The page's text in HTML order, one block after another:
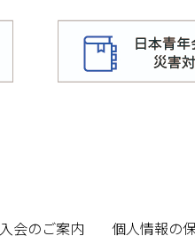
入会のご案内 個人情報の